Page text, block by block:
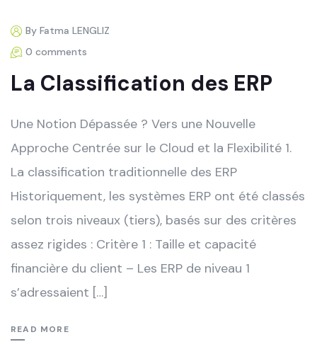
By Fatma LENGLIZ
0 comments
La Classification des ERP
Une Notion Dépassée ? Vers une Nouvelle
Approche Centrée sur le Cloud et la Flexibilité 1.
La classification traditionnelle des ERP
Historiquement, les systèmes ERP ont été classés
selon trois niveaux (tiers), basés sur des critères
assez rigides : Critère 1 : Taille et capacité
financière du client – Les ERP de niveau 1
s’adressaient […]
READ MORE